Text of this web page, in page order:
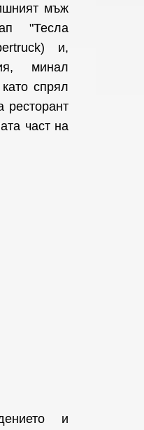
мъж
"Тесла
и,
минал
спрял
ресторант
част на
и